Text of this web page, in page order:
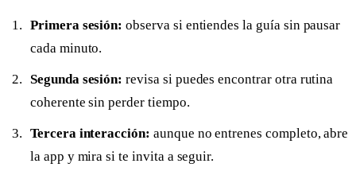
Primera sesión: observa si entiendes la guía sin pausar
cada minuto.
Segunda sesión: revisa si puedes encontrar otra rutina
coherente sin perder tiempo.
Tercera interacción: aunque no entrenes completo, abre
la app y mira si te invita a seguir.